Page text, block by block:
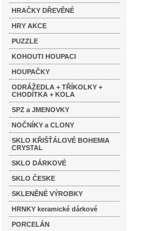
HRAČKY DŘEVĚNÉ
HRY AKCE
PUZZLE
KOHOUTI HOUPACI
HOUPAČKY
ODRÁŽEDLA + TŘÍKOLKY +
CHODÍTKA + KOLA
SPZ a JMENOVKY
NOČNÍKY a CLONY
SKLO KŘIŠŤÁLOVÉ BOHEMIA
CRYSTAL
SKLO DÁRKOVÉ
SKLO ČESKE
SKLENĚNÉ VÝROBKY
HRNKY keramické dárkové
PORCELÁN